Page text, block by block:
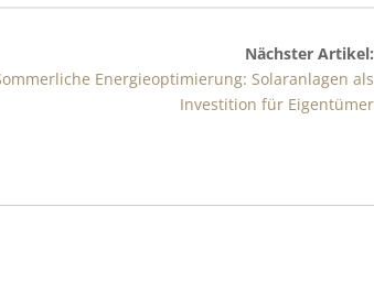
Nächster Artikel:
Energieoptimierung: Solaranlagen als
Investition für Eigentümer